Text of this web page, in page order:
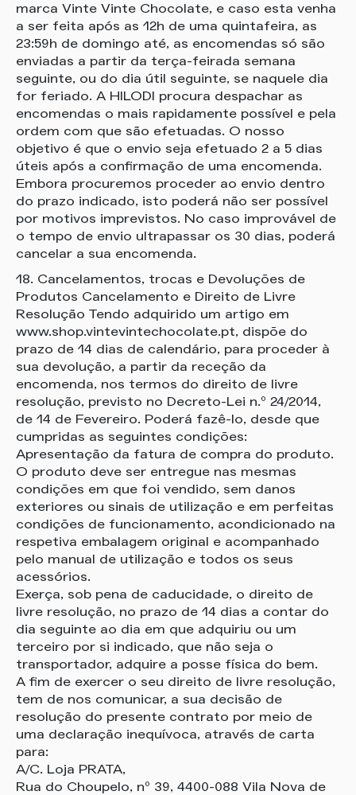
marca Vinte Vinte Chocolate, e caso esta venha
a ser feita após as 12h de uma quintafeira, as
23:59h de domingo até, as encomendas só são
enviadas a partir da terça-feirada semana
seguinte, ou do dia útil seguinte, se naquele dia
for feriado. A HILODI procura despachar as
encomendas o mais rapidamente possível e pela
ordem com que são efetuadas. O nosso
objetivo é que o envio seja efetuado 2 a 5 dias
úteis após a confirmação de uma encomenda.
Embora procuremos proceder ao envio dentro
do prazo indicado, isto poderá não ser possível
por motivos imprevistos. No caso improvável de
o tempo de envio ultrapassar os 30 dias, poderá
cancelar a sua encomenda.
18. Cancelamentos, trocas e Devoluções de
Produtos Cancelamento e Direito de Livre
Resolução Tendo adquirido um artigo em
www.shop.vintevintechocolate.pt, dispõe do
prazo de 14 dias de calendário, para proceder à
sua devolução, a partir da receção da
encomenda, nos termos do direito de livre
resolução, previsto no Decreto-Lei n.º 24/2014,
de 14 de Fevereiro. Poderá fazê-lo, desde que
cumpridas as seguintes condições:
Apresentação da fatura de compra do produto.
O produto deve ser entregue nas mesmas
condições em que foi vendido, sem danos
exteriores ou sinais de utilização e em perfeitas
condições de funcionamento, acondicionado na
respetiva embalagem original e acompanhado
pelo manual de utilização e todos os seus
acessórios.
Exerça, sob pena de caducidade, o direito de
livre resolução, no prazo de 14 dias a contar do
dia seguinte ao dia em que adquiriu ou um
terceiro por si indicado, que não seja o
transportador, adquire a posse física do bem.
A fim de exercer o seu direito de livre resolução,
tem de nos comunicar, a sua decisão de
resolução do presente contrato por meio de
uma declaração inequívoca, através de carta
para:
A/C. Loja PRATA,
Rua do Choupelo, nº 39, 4400-088 Vila Nova de